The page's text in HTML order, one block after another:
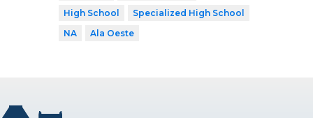
High School
Specialized High School
NA
Ala Oeste